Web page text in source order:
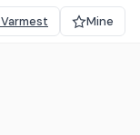
Varmest Mine